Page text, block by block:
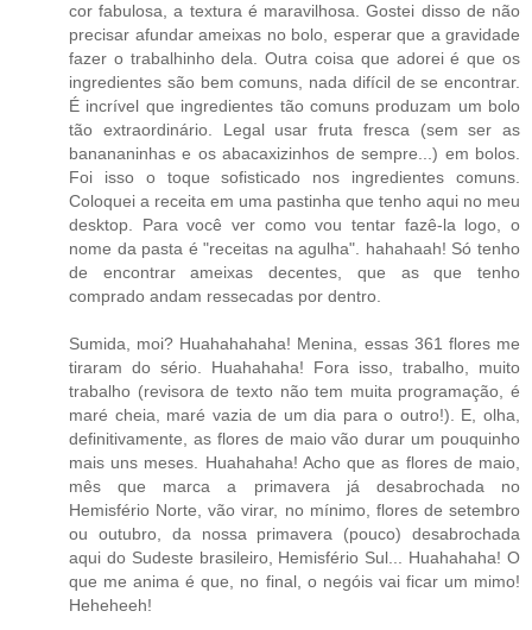
cor fabulosa, a textura é maravilhosa. Gostei disso de não
precisar afundar ameixas no bolo, esperar que a gravidade
fazer o trabalhinho dela. Outra coisa que adorei é que os
ingredientes são bem comuns, nada difícil de se encontrar.
É incrível que ingredientes tão comuns produzam um bolo
tão extraordinário. Legal usar fruta fresca (sem ser as
banananinhas e os abacaxizinhos de sempre...) em bolos.
Foi isso o toque sofisticado nos ingredientes comuns.
Coloquei a receita em uma pastinha que tenho aqui no meu
desktop. Para você ver como vou tentar fazê-la logo, o
nome da pasta é "receitas na agulha". hahahaah! Só tenho
de encontrar ameixas decentes, que as que tenho
comprado andam ressecadas por dentro.
Sumida, moi? Huahahahaha! Menina, essas 361 flores me
tiraram do sério. Huahahaha! Fora isso, trabalho, muito
trabalho (revisora de texto não tem muita programação, é
maré cheia, maré vazia de um dia para o outro!). E, olha,
definitivamente, as flores de maio vão durar um pouquinho
mais uns meses. Huahahaha! Acho que as flores de maio,
mês que marca a primavera já desabrochada no
Hemisfério Norte, vão virar, no mínimo, flores de setembro
ou outubro, da nossa primavera (pouco) desabrochada
aqui do Sudeste brasileiro, Hemisfério Sul... Huahahaha! O
que me anima é que, no final, o negóis vai ficar um mimo!
Heheheeh!